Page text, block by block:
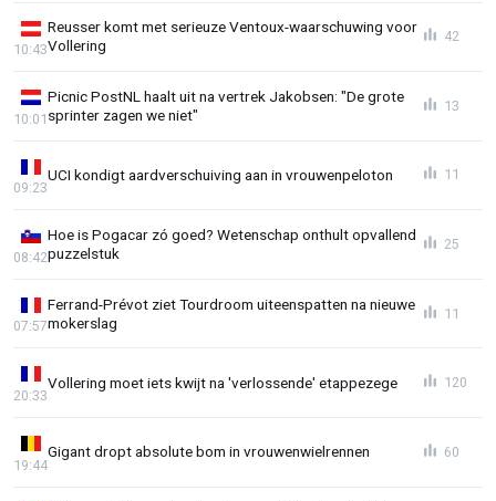
Reusser komt met serieuze Ventoux-waarschuwing voor
Vollering
10:43
42
Picnic PostNL haalt uit na vertrek Jakobsen: "De grote
sprinter zagen we niet"
10:01
13
UCI kondigt aardverschuiving aan in vrouwenpeloton
09:23
11
Hoe is Pogacar zó goed? Wetenschap onthult opvallend
puzzelstuk
08:42
25
Ferrand-Prévot ziet Tourdroom uiteenspatten na nieuwe
mokerslag
07:57
11
Vollering moet iets kwijt na 'verlossende' etappezege
20:33
120
Gigant dropt absolute bom in vrouwenwielrennen
19:44
60